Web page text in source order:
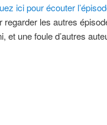
ici pour écouter
les autres
et une foule d’autres